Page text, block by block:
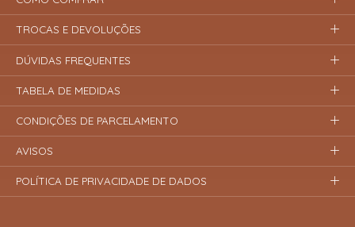
TROCAS E DEVOLUÇÕES
DÚVIDAS FREQUENTES
TABELA DE MEDIDAS
CONDIÇÕES DE PARCELAMENTO
AVISOS
POLÍTICA DE PRIVACIDADE DE DADOS